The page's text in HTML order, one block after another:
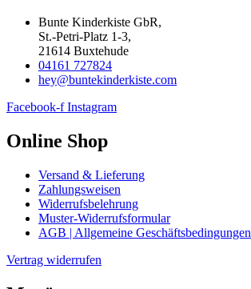
Bunte Kinderkiste GbR,
St.-Petri-Platz 1-3,
21614 Buxtehude
04161 727824
hey@buntekinderkiste.com
Facebook-f Instagram
Online Shop
Versand & Lieferung
Zahlungsweisen
Widerrufsbelehrung
Muster-Widerrufsformular
AGB | Allgemeine Geschäftsbedingungen
Vertrag widerrufen